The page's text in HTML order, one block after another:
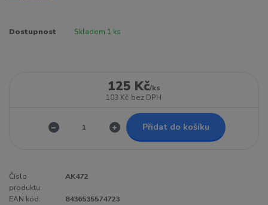
Dostupnost Skladem 1 ks
125 Kč/ks
103 Kč bez DPH
Přidat do košíku
Číslo
produktu:
AK472
EAN kód:
8436535574723